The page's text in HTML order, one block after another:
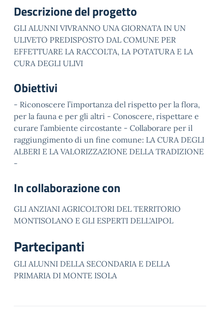
Descrizione del progetto
GLI ALUNNI VIVRANNO UNA GIORNATA IN UN
ULIVETO PREDISPOSTO DAL COMUNE PER
EFFETTUARE LA RACCOLTA, LA POTATURA E LA
CURA DEGLI ULIVI
Obiettivi
- Riconoscere l’importanza del rispetto per la flora,
per la fauna e per gli altri - Conoscere, rispettare e
curare l’ambiente circostante - Collaborare per il
raggiungimento di un fine comune: LA CURA DEGLI
ALBERI E LA VALORIZZAZIONE DELLA TRADIZIONE
-
In collaborazione con
GLI ANZIANI AGRICOLTORI DEL TERRITORIO
MONTISOLANO E GLI ESPERTI DELL'AIPOL
Partecipanti
GLI ALUNNI DELLA SECONDARIA E DELLA
PRIMARIA DI MONTE ISOLA